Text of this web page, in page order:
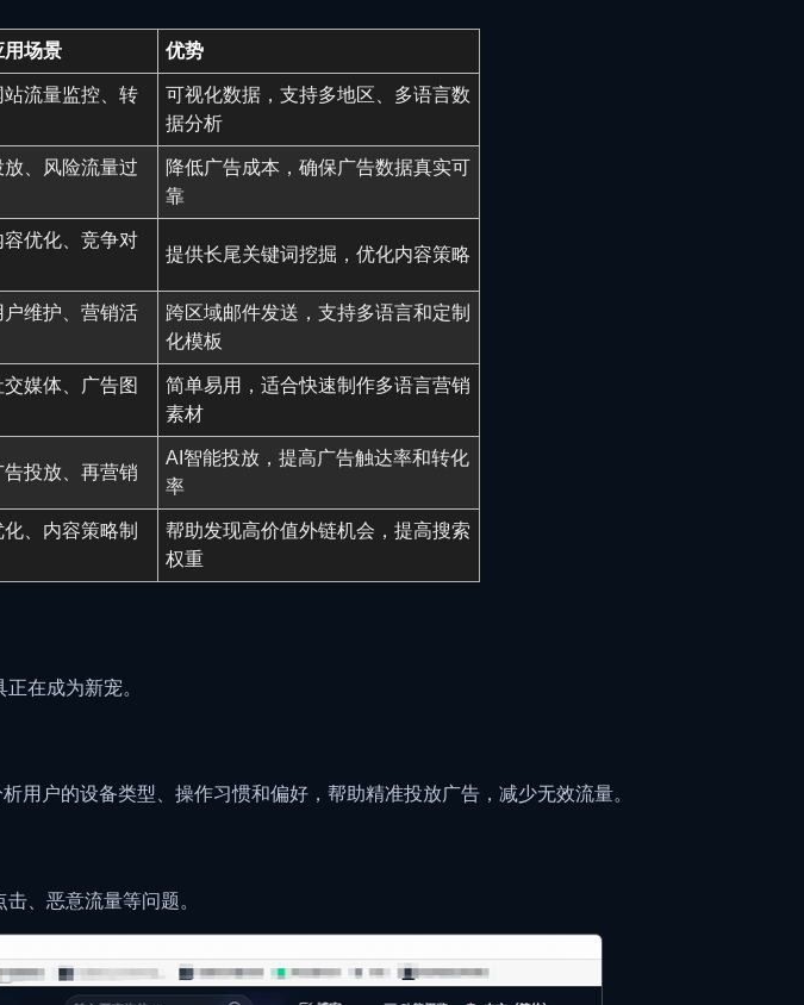
用场景 优势
站流量监控、转
可视化数据，支持多地区、多语言数
据分析
、风险流量过
降低广告成本，确保广告数据真实可
靠
容优化、竞争对
提供长尾关键词挖掘，优化内容策略
户维护、营销活
跨区域邮件发送，支持多语言和定制
化模板
媒体、广告图
简单易用，适合快速制作多语言营销
素材
投放、再营销
AI智能投放，提高广告触达率和转化
率
、内容策略制
帮助发现高价值外链机会，提高搜索
权重
在成为新宠。
户的设备类型、操作习惯和偏好，帮助精准投放广告，减少无效流量。
、恶意流量等问题。